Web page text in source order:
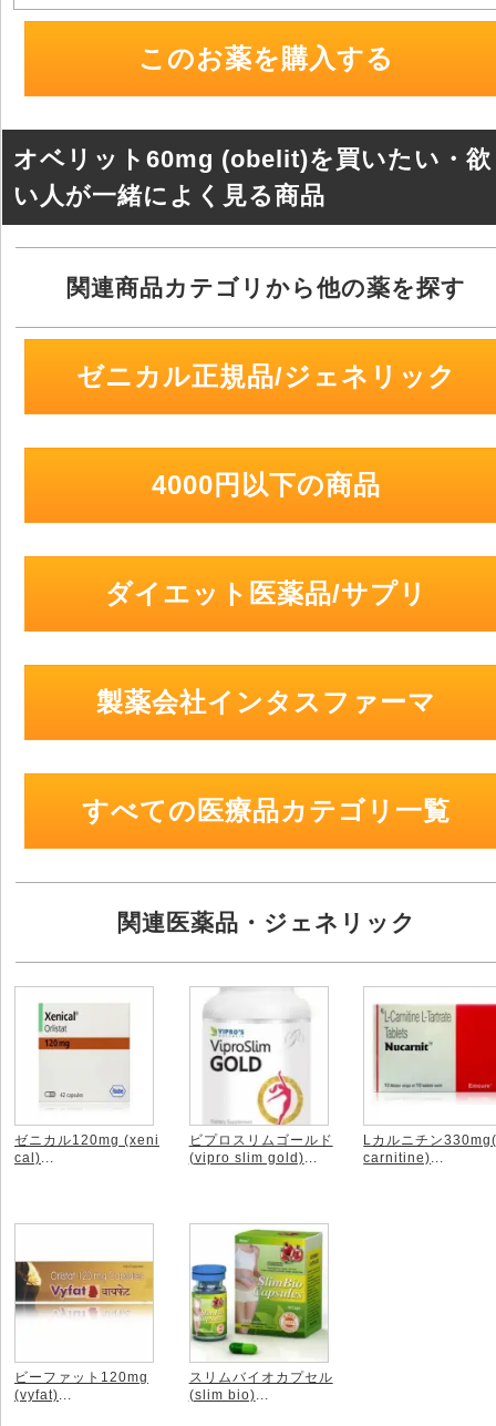
このお薬を購入する
オベリット60mg (obelit)を買いたい・
い人が一緒によく見る商品
関連商品カテゴリから他の薬を探す
ゼニカル正規品/ジェネリック
4000円以下の商品
ダイエット医薬品/サプリ
製薬会社インタスファーマ
すべての医療品カテゴリ一覧
関連医薬品・ジェネリック
ゼニカル120mg (xeni
cal)
ビプロスリムゴールド
(vipro slim gold)
Lカルニチン
carnitine)
ビーファット120mg
(vyfat)
スリムバイオカプセル
(slim bio)